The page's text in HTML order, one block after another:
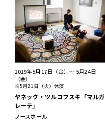
2019年5月17日（金）～ 5月24日
（金）
※5月21日（火）休演
ヤネック・ツルコフスキ「マルガ
レーテ」
ノースホール